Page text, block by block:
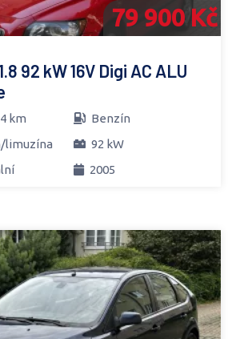
79 900 Kč
92 kW 16V Digi AC ALU
km
Benzín
limuzína
92 kW
2005